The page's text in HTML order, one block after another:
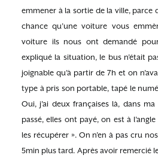
emmener à la sortie de la ville, parce
chance qu’une voiture vous
voiture ils nous ont demandé
expliqué la situation, le bus n’était
joignable qu’à partir de 7h et on
type à pris son portable, tapé le
Oui, j’ai deux françaises là, dans
passé, elles ont payé, on est à
les récupérer ». On n’en à pas cru
5min plus tard. Après avoir remercié